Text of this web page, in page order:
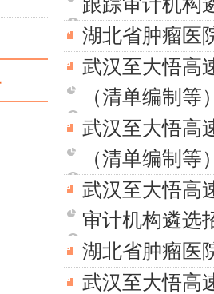
跟踪审计机构
湖北省肿瘤医
武汉至大悟高
（清单编制
武汉至大悟高
（清单编制
武汉至大悟高
审计机构遴选
湖北省肿瘤医
武汉至大悟高